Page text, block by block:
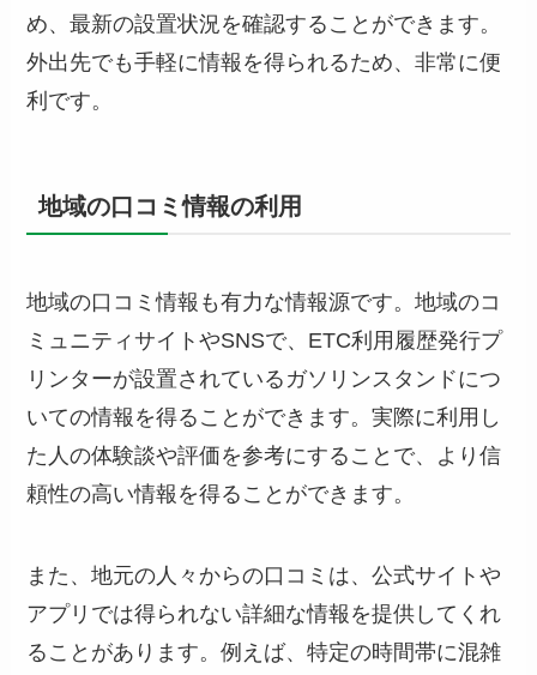
め、最新の設置状況を確認することができます。
外出先でも手軽に情報を得られるため、非常に便
利です。
地域の口コミ情報の利用
地域の口コミ情報も有力な情報源です。地域のコ
ミュニティサイトやSNSで、ETC利用履歴発行プ
リンターが設置されているガソリンスタンドにつ
いての情報を得ることができます。実際に利用し
た人の体験談や評価を参考にすることで、より信
頼性の高い情報を得ることができます。
また、地元の人々からの口コミは、公式サイトや
アプリでは得られない詳細な情報を提供してくれ
ることがあります。例えば、特定の時間帯に混雑